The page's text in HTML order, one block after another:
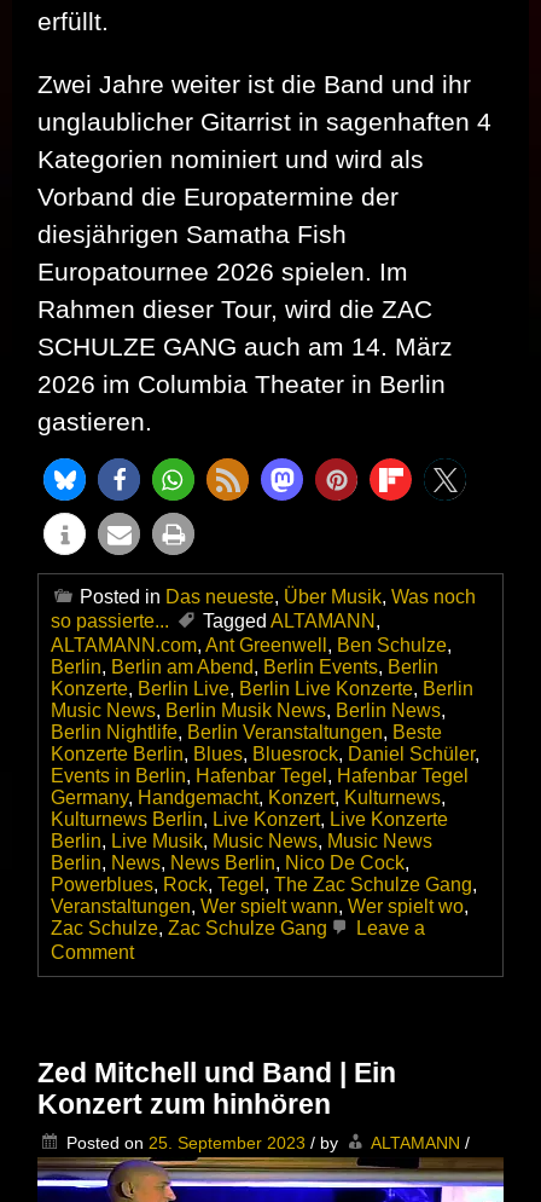
erfüllt.
Zwei Jahre weiter ist die Band und ihr
unglaublicher Gitarrist in sagenhaften 4
Kategorien nominiert und wird als
Vorband die Europatermine der
diesjährigen Samatha Fish
Europatournee 2026 spielen. Im
Rahmen dieser Tour, wird die ZAC
SCHULZE GANG auch am 14. März
2026 im Columbia Theater in Berlin
gastieren.
Posted in Das neueste, Über Musik, Was noch
so passierte...
Tagged ALTAMANN ,
ALTAMANN.com, Ant Greenwell , Ben Schulze,
Berlin, Berlin am Abend, Berlin Events, Berlin
Konzerte, Berlin Live, Berlin Live Konzerte, Berlin
Music News, Berlin Musik News, Berlin News,
Berlin Nightlife, Berlin Veranstaltungen, Beste
Konzerte Berlin, Blues, Bluesrock, Daniel Schüler,
Events in Berlin, Hafenbar Tegel , Hafenbar Tegel
Germany, Handgemacht, Konzert, Kulturnews,
Kulturnews Berlin, Live Konzert, Live Konzerte
Berlin, Live Musik, Music News, Music News
Berlin, News, News Berlin, Nico De Cock,
Powerblues, Rock, Tegel , The Zac Schulze Gang,
Veranstaltungen, Wer spielt wann, Wer spielt wo,
Zac Schulze, Zac Schulze Gang
Leave a
Commenton
Die
startet
ganz
groß
–
Wir
gratulieren!
Zed Mitchell und Band | Ein
Konzert zum hinhören
Posted on 25. September 2023 / by ALTAMANN /